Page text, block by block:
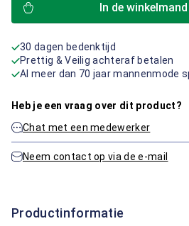
In de winkelmand
30 dagen bedenktijd
Prettig & Veilig achteraf betalen
Al meer dan 70 jaar mannenmode
Heb je een vraag over dit product?
Chat met een medewerker
Neem contact op via de e-mail
Productinformatie